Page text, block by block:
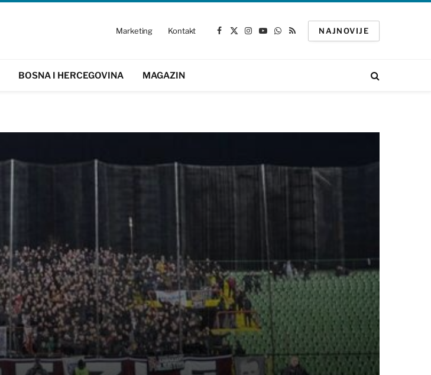
Marketing Kontakt
Facebook
X
Instagram
YouTube
WhatsApp
RSS
NAJNOVIJE
BOSNA I HERCEGOVINA MAGAZIN